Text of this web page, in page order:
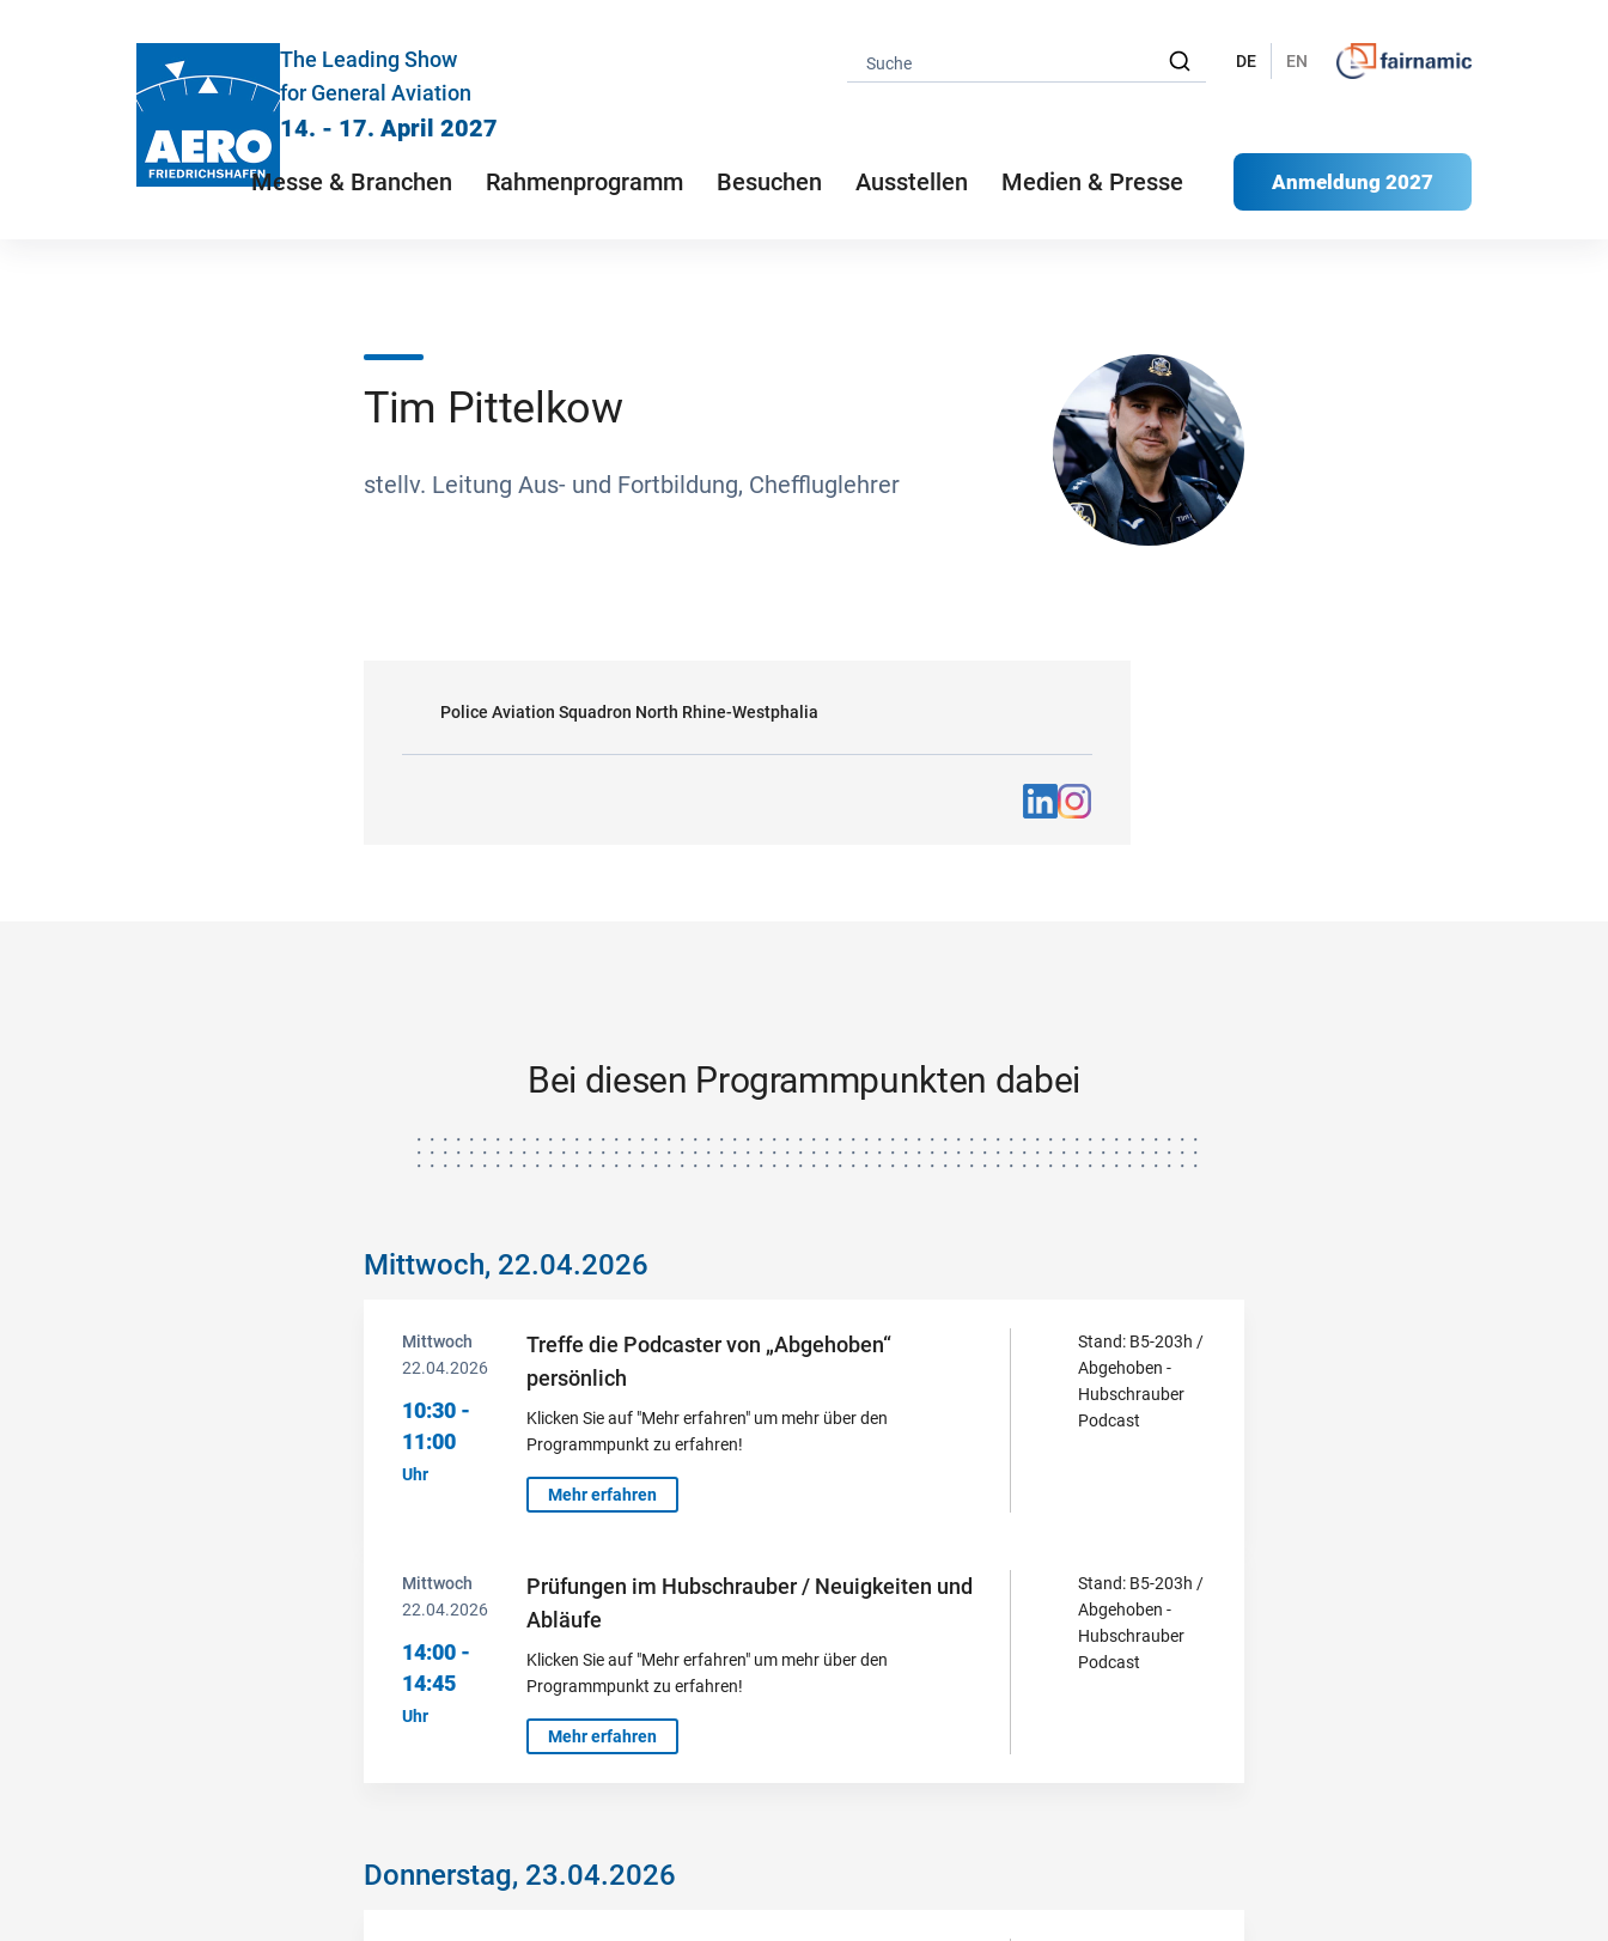
The Leading Show
for General Aviation
14. - 17. April 2027
DE EN
Messe & Branchen Rahmenprogramm Besuchen Ausstellen Medien & Presse Anmeldung 2027
Tim Pittelkow
stellv. Leitung Aus- und Fortbildung, Cheffluglehrer
Police Aviation Squadron North Rhine-Westphalia
Bei diesen Programmpunkten dabei
Mittwoch, 22.04.2026
Mittwoch
22.04.2026
10:30 -
11:00
Uhr
Treffe die Podcaster von „Abgehoben“
persönlich
Klicken Sie auf "Mehr erfahren" um mehr über den
Programmpunkt zu erfahren!
Mehr erfahren
Stand: B5-203h /
Abgehoben -
Hubschrauber
Podcast
Mittwoch
22.04.2026
14:00 -
14:45
Uhr
Prüfungen im Hubschrauber / Neuigkeiten und
Abläufe
Klicken Sie auf "Mehr erfahren" um mehr über den
Programmpunkt zu erfahren!
Mehr erfahren
Stand: B5-203h /
Abgehoben -
Hubschrauber
Podcast
Donnerstag, 23.04.2026